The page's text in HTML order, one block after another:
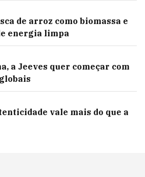
de arroz como biomassa e
energia limpa
a Jeeves quer começar com
vale mais do que a